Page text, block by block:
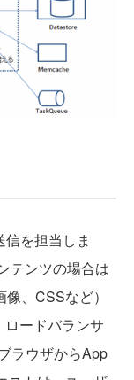
を担当しま
テンツの場合は
、CSSなど）
ードバランサ
ラウザからApp